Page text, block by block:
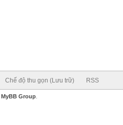
Chế độ thu gọn (Lưu trữ) RSS
MyBB Group